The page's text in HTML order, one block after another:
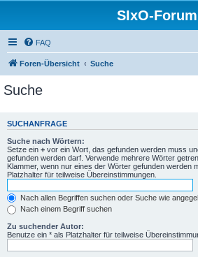
SIxO-Forum
FAQ
Foren-Übersicht Suche
Suche
SUCHANFRAGE
Suche nach Wörtern:
Setze ein + vor ein Wort, das gefunden werden muss
gefunden werden darf. Verwende mehrere Wörter
Klammer, wenn nur eines der Wörter gefunden werden
Platzhalter für teilweise Übereinstimmungen.
Nach allen Begriffen suchen oder Suche wie
Nach einem Begriff suchen
Zu suchender Autor:
Benutze ein * als Platzhalter für teilweise